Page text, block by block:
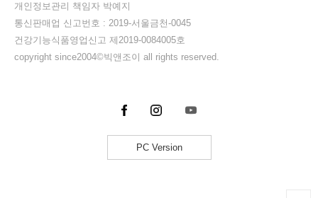
개인정보관리 책임자 박예지
통신판매업 신고번호 : 2019-서울금천-0045
건강기능식품영업신고 제2019-0084005호
copyright since2004©빅앤조이 all rights reserved.
PC Version